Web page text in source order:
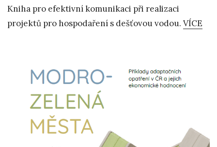
Kniha pro efektivní komunikaci při realizaci
projektů pro hospodaření s dešťovou vodou. VÍCE